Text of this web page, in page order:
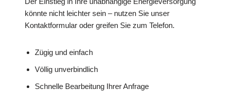
könnte nicht leichter sein – nutzen Sie unser
Kontaktformular oder greifen Sie zum Telefon.
Zügig und einfach
Völlig unverbindlich
Schnelle Bearbeitung Ihrer Anfrage